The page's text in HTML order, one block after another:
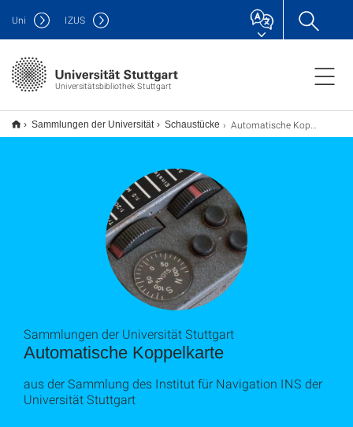
Universitätsbibliothek Stuttgart
Uni IZUS
Sammlungen der Universität Schaustücke Automatische Koppelkarte
Automatische Koppelkarte
Sammlungen der Universität Stuttgart
aus der Sammlung des Institut für Navigation INS der
Universität Stuttgart